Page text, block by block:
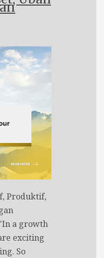
Produktif,
a growth
exciting
So